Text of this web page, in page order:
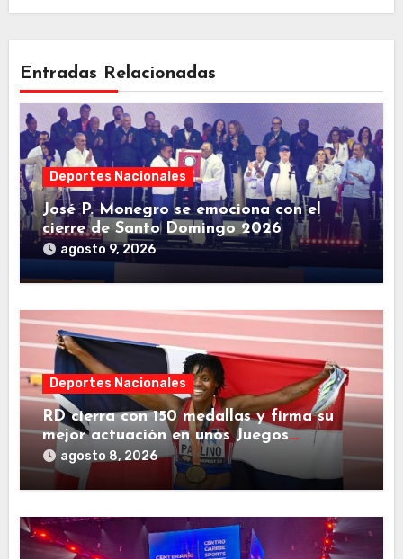
Entradas Relacionadas
Deportes Nacionales
José P. Monegro se emociona con el
cierre de Santo Domingo 2026
agosto 9, 2026
Deportes Nacionales
RD cierra con 150 medallas y firma su
mejor actuación en unos Juegos
Centroamericanos
agosto 8, 2026